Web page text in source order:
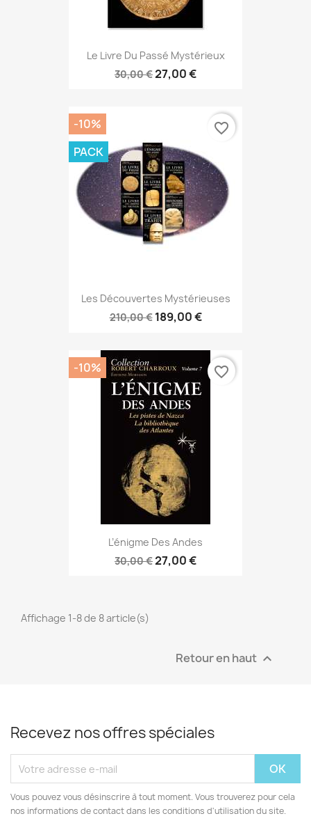
Le Livre Du Passé Mystérieux
30,00 €27,00 €
Les Découvertes Mystérieuses
210,00 € 189,00 €
-10%
PACK
favorite_border
L’énigme Des Andes
30,00 €27,00 €
-10% favorite_border
Affichage 1-8 de 8 article(s)
Retour en haut 
Recevez nos offres spéciales
Vous pouvez vous désinscrire à tout moment. Vous trouverez pour cela
nos informations de contact dans les conditions d'utilisation du site.